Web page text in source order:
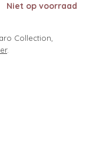
Niet op voorraad
Collection,
.